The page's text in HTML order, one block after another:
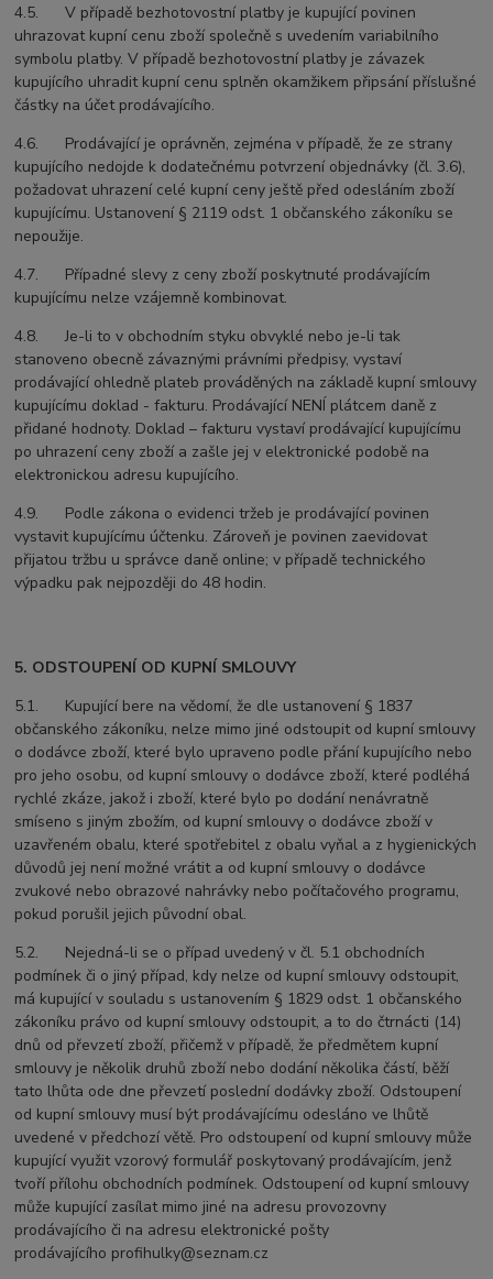
4.5. V případě bezhotovostní platby je kupující povinen
uhrazovat kupní cenu zboží společně s uvedením variabilního
symbolu platby. V případě bezhotovostní platby je závazek
kupujícího uhradit kupní cenu splněn okamžikem připsání příslušné
částky na účet prodávajícího.
4.6. Prodávající je oprávněn, zejména v případě, že ze strany
kupujícího nedojde k dodatečnému potvrzení objednávky (čl. 3.6),
požadovat uhrazení celé kupní ceny ještě před odesláním zboží
kupujícímu. Ustanovení § 2119 odst. 1 občanského zákoníku se
nepoužije.
4.7. Případné slevy z ceny zboží poskytnuté prodávajícím
kupujícímu nelze vzájemně kombinovat.
4.8. Je-li to v obchodním styku obvyklé nebo je-li tak
stanoveno obecně závaznými právními předpisy, vystaví
prodávající ohledně plateb prováděných na základě kupní smlouvy
kupujícímu doklad - fakturu. Prodávající NENÍ plátcem daně z
přidané hodnoty. Doklad – fakturu vystaví prodávající kupujícímu
po uhrazení ceny zboží a zašle jej v elektronické podobě na
elektronickou adresu kupujícího.
4.9. Podle zákona o evidenci tržeb je prodávající povinen
vystavit kupujícímu účtenku. Zároveň je povinen zaevidovat
přijatou tržbu u správce daně online; v případě technického
výpadku pak nejpozději do 48 hodin.
5. ODSTOUPENÍ OD KUPNÍ SMLOUVY
5.1. Kupující bere na vědomí, že dle ustanovení § 1837
občanského zákoníku, nelze mimo jiné odstoupit od kupní smlouvy
o dodávce zboží, které bylo upraveno podle přání kupujícího nebo
pro jeho osobu, od kupní smlouvy o dodávce zboží, které podléhá
rychlé zkáze, jakož i zboží, které bylo po dodání nenávratně
smíseno s jiným zbožím, od kupní smlouvy o dodávce zboží v
uzavřeném obalu, které spotřebitel z obalu vyňal a z hygienických
důvodů jej není možné vrátit a od kupní smlouvy o dodávce
zvukové nebo obrazové nahrávky nebo počítačového programu,
pokud porušil jejich původní obal.
5.2. Nejedná-li se o případ uvedený v čl. 5.1 obchodních
podmínek či o jiný případ, kdy nelze od kupní smlouvy odstoupit,
má kupující v souladu s ustanovením § 1829 odst. 1 občanského
zákoníku právo od kupní smlouvy odstoupit, a to do čtrnácti (14)
dnů od převzetí zboží, přičemž v případě, že předmětem kupní
smlouvy je několik druhů zboží nebo dodání několika částí, běží
tato lhůta ode dne převzetí poslední dodávky zboží. Odstoupení
od kupní smlouvy musí být prodávajícímu odesláno ve lhůtě
uvedené v předchozí větě. Pro odstoupení od kupní smlouvy může
kupující využit vzorový formulář poskytovaný prodávajícím, jenž
tvoří přílohu obchodních podmínek. Odstoupení od kupní smlouvy
může kupující zasílat mimo jiné na adresu provozovny
prodávajícího či na adresu elektronické pošty
prodávajícího profihulky@seznam.cz